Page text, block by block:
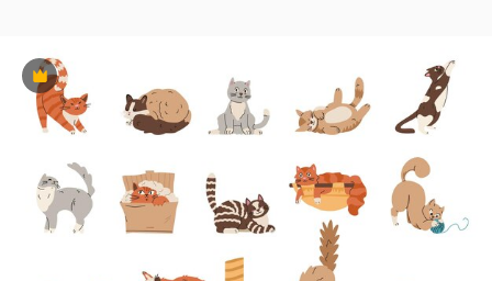
Premium